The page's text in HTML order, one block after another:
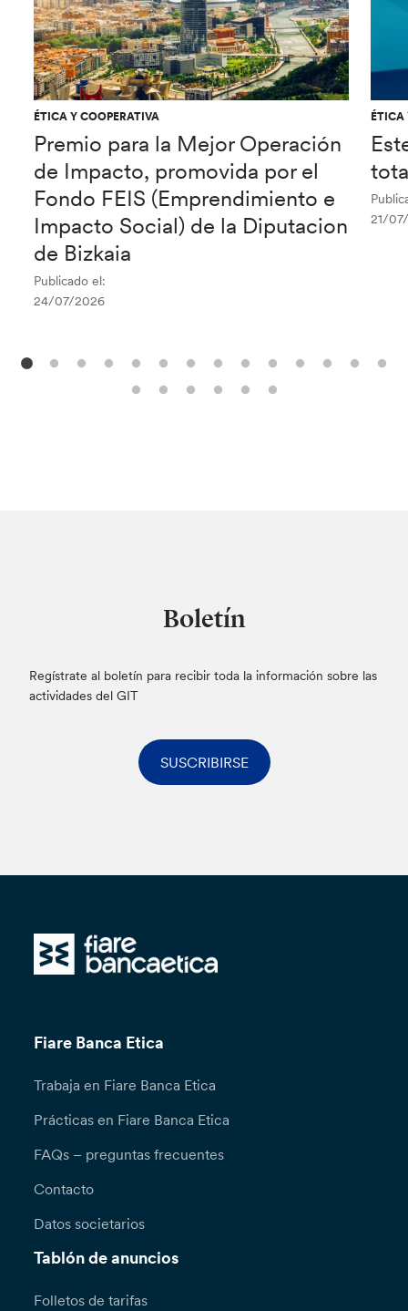
ÉTICA Y COOPERATIVA
Premio para la Mejor Operación
de Impacto, promovida por el
Fondo FEIS (Emprendimiento e
Impacto Social) de la Diputacion
de Bizkaia
Publicado el:
24/07/2026
ÉTICA
21/
Boletín
Regístrate al boletín para recibir toda la información sobre las
actividades del GIT
SUSCRIBIRSE
Fiare Banca Etica
Trabaja en Fiare Banca Etica
Prácticas en Fiare Banca Etica
FAQs – preguntas frecuentes
Contacto
Datos societarios
Tablón de anuncios
Folletos de tarifas